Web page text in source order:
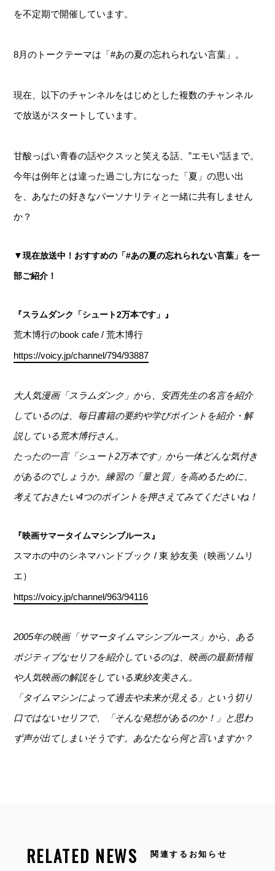
を不定期で開催しています。
8月のトークテーマは「#あの夏の忘れられない言葉」。
現在、以下のチャンネルをはじめとした複数のチャンネル
で放送がスタートしています。
甘酸っぱい青春の話やクスッと笑える話、”エモい”話まで。
今年は例年とは違った過ごし方になった「夏」の思い出
を、あなたの好きなパーソナリティと一緒に共有しません
か？
▼現在放送中！おすすめの「#あの夏の忘れられない言葉」を一
部ご紹介！
『スラムダンク「シュート2万本です」』
荒木博行のbook cafe / 荒木博行
https://voicy.jp/channel/794/93887
大人気漫画「スラムダンク」から、安西先生の名言を紹介
しているのは、毎日書籍の要約や学びポイントを紹介・解
説している荒木博行さん。
たったの一言「シュート2万本です」から一体どんな気付き
があるのでしょうか。練習の「量と質」を高めるために、
考えておきたい4つのポイントを押さえてみてくださいね！
『映画サマータイムマシンブルース』
スマホの中のシネマハンドブック / 東 紗友美（映画ソムリ
エ）
https://voicy.jp/channel/963/94116
2005年の映画「サマータイムマシンブルース」から、ある
ポジティブなセリフを紹介しているのは、映画の最新情報
や人気映画の解説をしている東紗友美さん。
「タイムマシンによって過去や未来が見える」という切り
口ではないセリフで、「そんな発想があるのか！」と思わ
ず声が出てしまいそうです。あなたなら何と言いますか？
RELATED NEWS 関連するお知らせ